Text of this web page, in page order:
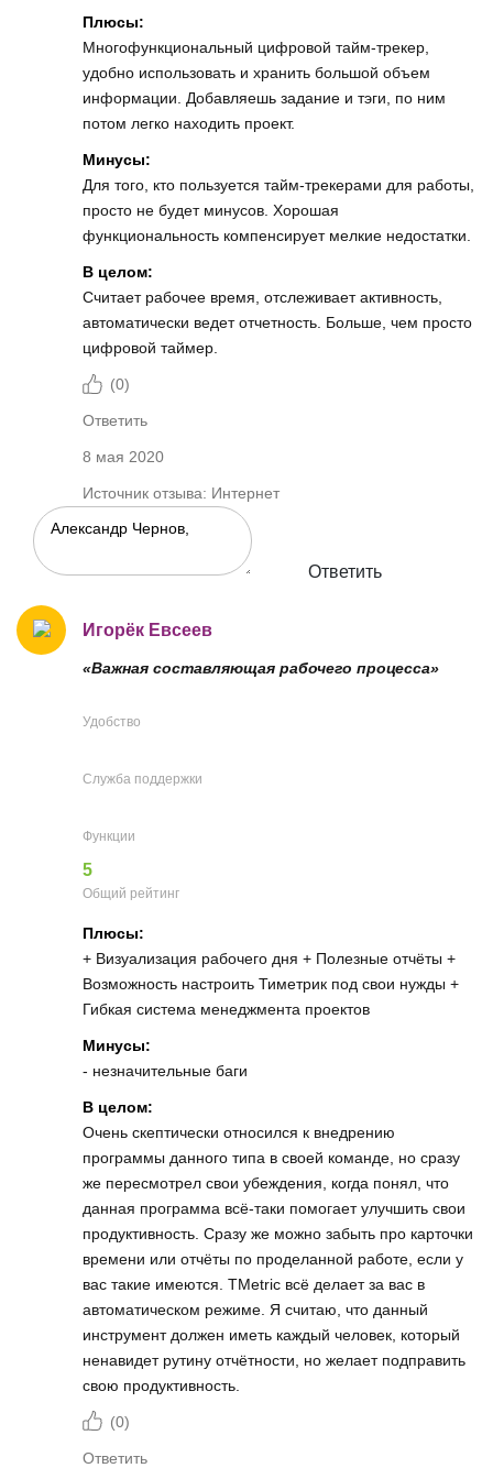
Плюсы:
Многофункциональный цифровой тайм-трекер,
удобно использовать и хранить большой объем
информации. Добавляешь задание и тэги, по ним
потом легко находить проект.
Минусы:
Для того, кто пользуется тайм-трекерами для работы,
просто не будет минусов. Хорошая
функциональность компенсирует мелкие недостатки.
В целом:
Считает рабочее время, отслеживает активность,
автоматически ведет отчетность. Больше, чем просто
цифровой таймер.
(0)
Ответить
8 мая 2020
Источник отзыва: Интернет
Ответить
Игорёк Евсеев
«Важная составляющая рабочего процесса»
Удобство
Служба поддержки
Функции
5
Общий рейтинг
Плюсы:
+ Визуализация рабочего дня + Полезные отчёты +
Возможность настроить Тиметрик под свои нужды +
Гибкая система менеджмента проектов
Минусы:
- незначительные баги
В целом:
Очень скептически относился к внедрению
программы данного типа в своей команде, но сразу
же пересмотрел свои убеждения, когда понял, что
данная программа всё-таки помогает улучшить свои
продуктивность. Сразу же можно забыть про карточки
времени или отчёты по проделанной работе, если у
вас такие имеются. TMetric всё делает за вас в
автоматическом режиме. Я считаю, что данный
инструмент должен иметь каждый человек, который
ненавидет рутину отчётности, но желает подправить
свою продуктивность.
(0)
Ответить